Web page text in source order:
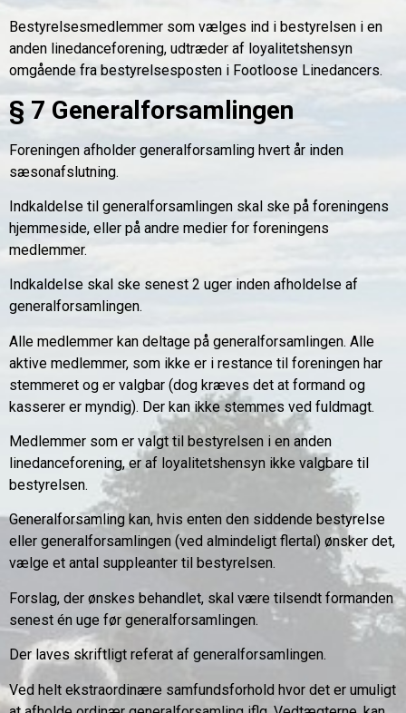
Bestyrelsesmedlemmer som vælges ind i bestyrelsen i en
anden linedanceforening, udtræder af loyalitetshensyn
omgående fra bestyrelsesposten i Footloose Linedancers.
§ 7 Generalforsamlingen
Foreningen afholder generalforsamling hvert år inden
sæsonafslutning.
Indkaldelse til generalforsamlingen skal ske på foreningens
hjemmeside, eller på andre medier for foreningens
medlemmer.
Indkaldelse skal ske senest 2 uger inden afholdelse af
generalforsamlingen.
Alle medlemmer kan deltage på generalforsamlingen. Alle
aktive medlemmer, som ikke er i restance til foreningen har
stemmeret og er valgbar (dog kræves det at formand og
kasserer er myndig). Der kan ikke stemmes ved fuldmagt.
Medlemmer som er valgt til bestyrelsen i en anden
linedanceforening, er af loyalitetshensyn ikke valgbare til
bestyrelsen.
Generalforsamling kan, hvis enten den siddende bestyrelse
eller generalforsamlingen (ved almindeligt flertal) ønsker det,
vælge et antal suppleanter til bestyrelsen.
Forslag, der ønskes behandlet, skal være tilsendt formanden
senest én uge før generalforsamlingen.
Der laves skriftligt referat af generalforsamlingen.
Ved helt ekstraordinære samfundsforhold hvor det er umuligt